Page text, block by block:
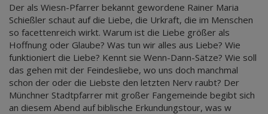
Der als Wiesn-Pfarrer bekannt gewordene Rainer Maria
Schießler schaut auf die Liebe, die Urkraft, die im Menschen
so facettenreich wirkt. Warum ist die Liebe größer als
Hoffnung oder Glaube? Was tun wir alles aus Liebe? Wie
funktioniert die Liebe? Kennt sie Wenn-Dann-Sätze? Wie soll
das gehen mit der Feindesliebe, wo uns doch manchmal
schon der oder die Liebste den letzten Nerv raubt? Der
Münchner Stadtpfarrer mit großer Fangemeinde begibt sich
an diesem Abend auf biblische Erkundungstour, was w